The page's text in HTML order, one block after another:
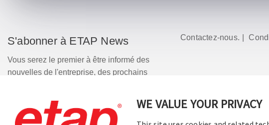
WE VALUE YOUR PRIVACY
S'abonner à ETAP News
Vous serez le premier à être informé des
nouvelles de l'entreprise, des prochains
plus encore.
Contactez-nous.
©2016-